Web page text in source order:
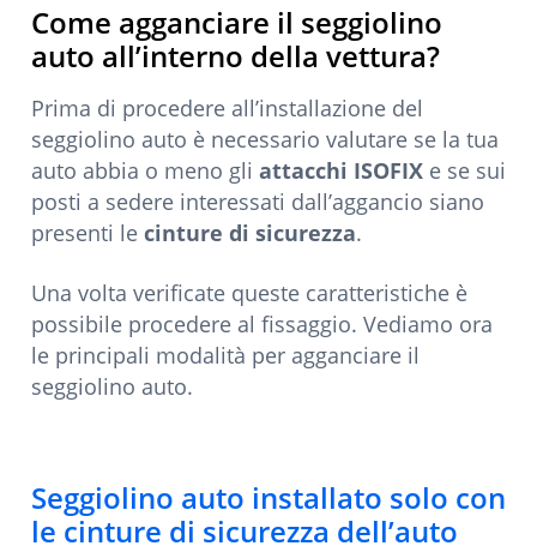
Come agganciare il seggiolino
auto all’interno della vettura?
Prima di procedere all’installazione del
seggiolino auto è necessario valutare se la tua
auto abbia o meno gli attacchi ISOFIX e se sui
posti a sedere interessati dall’aggancio siano
presenti le cinture di sicurezza.
Una volta verificate queste caratteristiche è
possibile procedere al fissaggio. Vediamo ora
le principali modalità per agganciare il
seggiolino auto.
Seggiolino auto installato solo con
le cinture di sicurezza dell’auto